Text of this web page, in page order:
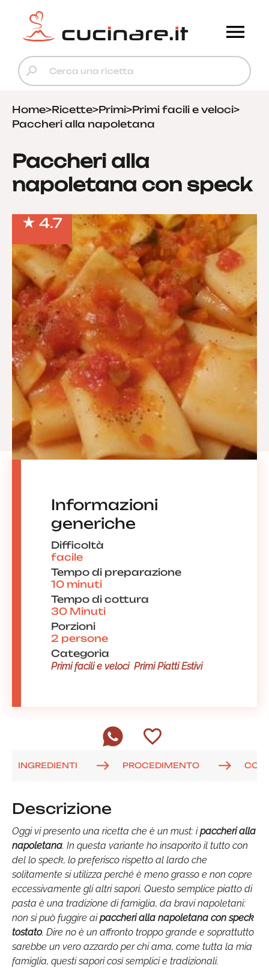
Home>Ricette>Primi>Primi facili e veloci>
Paccheri alla napoletana
Paccheri alla
napoletana con speck
4.7
Informazioni
generiche
Difficoltà
facile
Tempo di preparazione
10 minuti
Tempo di cottura
30 Minuti
Porzioni
2 persone
Categoria
Primi facili e veloci Primi Piatti Estivi
INGREDIENTI PROCEDIMENTO
Descrizione
Oggi vi presento una ricetta che è un must: ipaccheri alla
napoletana. In questa variante ho insaporito il tutto con
del lo speck, lo preferisco rispetto al lardo che
solitamente si utilizza perché è meno grasso e non copre
eccessivamente gli altri sapori. Questo semplice piatto di
pasta è una tradizione di famiglia, da bravi napoletani:
non si può fuggire aipaccheri alla napoletana con speck
tostato. Dire no è un affronto troppo grande e soprattutto
sarebbe un vero azzardo per chi ama, come tutta la mia
famiglia, questi sapori così semplici e tradizionali.